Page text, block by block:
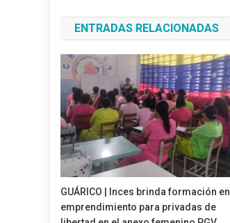
de
entradas
ENTRADAS RELACIONADAS
GUÁRICO | Inces brinda formación en
emprendimiento para privadas de